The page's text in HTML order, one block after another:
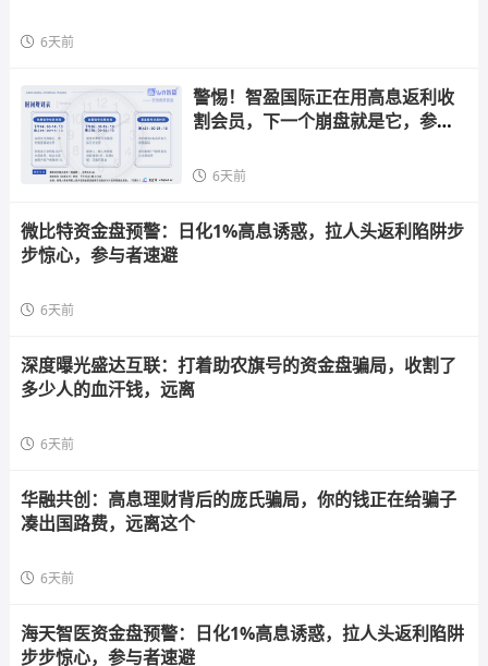
6天前
警惕！智盈国际正在用高息返利收
割会员，下一个崩盘就是它，参与
6天前
微比特资金盘预警：日化1%高息诱惑，拉人头返利陷阱步
步惊心，参与者速避
6天前
深度曝光盛达互联：打着助农旗号的资金盘骗局，收割了
多少人的血汗钱，远离
6天前
华融共创：高息理财背后的庞氏骗局，你的钱正在给骗子
凑出国路费，远离这个
6天前
海天智医资金盘预警：日化1%高息诱惑，拉人头返利陷阱
步步惊心，参与者速避